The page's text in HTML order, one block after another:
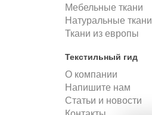
Мебельные ткани
Натуральные ткани
Ткани из европы
Текстильный гид
О компании
Напишите нам
Статьи и новости